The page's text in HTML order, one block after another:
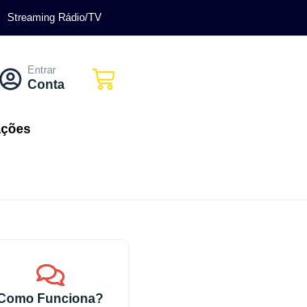
Streaming Rádio/TV
Entrar
Conta
Funciona?